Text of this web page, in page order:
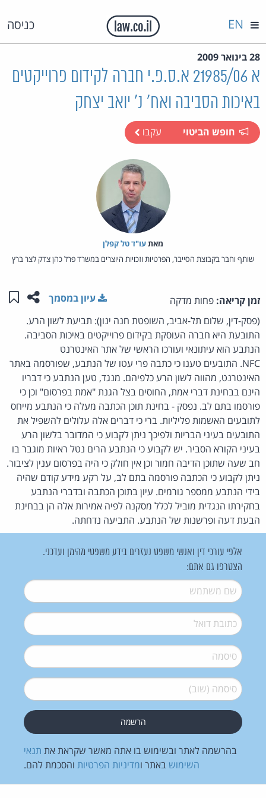
כניסה EN
28 בינואר 2009
א 21985/06 א.ס.פ.י חברה לקידום פרוייקטים
באיכות הסביבה ואח' נ' יואב יצחק
חופש הביטוי עקבו
מאת‏עו"ד טל קפלן
שותף וחבר בקבוצת הסייבר, הפרטיות וזכויות היוצרים במשרד פרל כהן צדק לצר ברץ
זמן קריאה: פחות מדקה שתפו
עיון במסמך
(פסק-דין, שלום תל-אביב, השופטת חנה ינון): תביעת לשון הרע.
התובעת היא חברה העוסקת בקידום פרוייקטים באיכות הסביבה.
הנתבע הוא עיתונאי ועורכו הראשי של אתר האינטרנט
NFC. התובעים טענו כי כתבה פרי עטו של הנתבע, שפורסמה באתר
האינטרנט, מהווה לשון הרע כלפיהם. מנגד, טען הנתבע כי דבריו
הינם בבחינת דברי אמת, החוסים בצל הגנת "אמת בפרסום" וכן כי
פורסמו בתם לב. נפסק - בחינת תוכן הכתבה מעלה כי הנתבע מייחס
לתובעים האשמות פליליות. ברי כי דברים אלה עלולים להשפיל את
התובעים בעיני הבריות ולפיכך ניתן לקבוע כי המדובר בלשון הרע
בעיני הקורא הסביר. יש לקבוע כי הנתבע הרים נטל ראיות מוגבר בו
חב שעה שתוכן הדיבה חמור וכן אין חולק כי היה בפרסום ענין לציבור.
ניתן לקבוע כי הכתבה פורסמה בתם לב, על רקע מידע קודם שהיה
בידי הנתבע ממספר גורמים. עיון בתוכן הכתבה ובדברי הנתבע
בחקירתו הנגדית מוביל לכלל מסקנה לפיה אמירות אלה הן בבחינת
הבעת דעה ופרשנות של הנתבע. התביעה נדחתה.
אלפי עורכי דין ואנשי משפט נעזרים בידע משפטי מהימן ועדכני.
הצטרפו גם אתם:
שם משתמש*
דואל*
סיסמה*
סיסמה (שוב)*
בהרשמה לאתר ובשימוש בו אתה מאשר שקראת את תנאי
השימוש באתר ומדיניות הפרטיות והסכמת להם.